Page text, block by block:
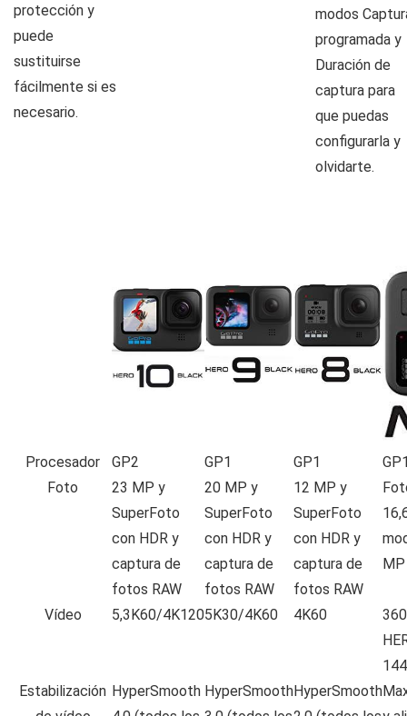
protección y
puede
sustituirse
fácilmente si es
necesario.
modos
programada y
Duración de
captura para
que puedas
configurarla y
olvidarte.
Procesador GP2 GP1 GP1
Foto
23 MP y
SuperFoto
con HDR y
captura de
fotos RAW
20 MP y
SuperFoto
con HDR y
captura de
fotos RAW
12 MP y
SuperFoto
con HDR y
captura de
fotos RAW
MP
Vídeo 5,3K60/4K1205K30/4K60 4K60
Estabilización HyperSmooth HyperSmoothHyperSmooth